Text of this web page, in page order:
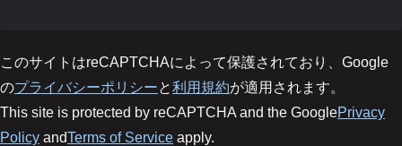
このサイトはreCAPTCHAによって保護されており、Google
のプライバシーポリシーと利用規約が適用されます。
This site is protected by reCAPTCHA and the GooglePrivacy
Policy andTerms of Service apply.